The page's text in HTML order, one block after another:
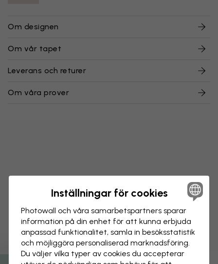
Om designen
Om vår tapet
Leverans och returer
Om våra prover
Inställningar för cookies
Photowall och våra samarbets­partners sparar
information på din enhet för att kunna erbjuda
anpassad funktionalitet, samla in besöks­statistik
och möjliggöra personaliserad marknads­föring.
Du väljer vilka typer av cookies du accepterar